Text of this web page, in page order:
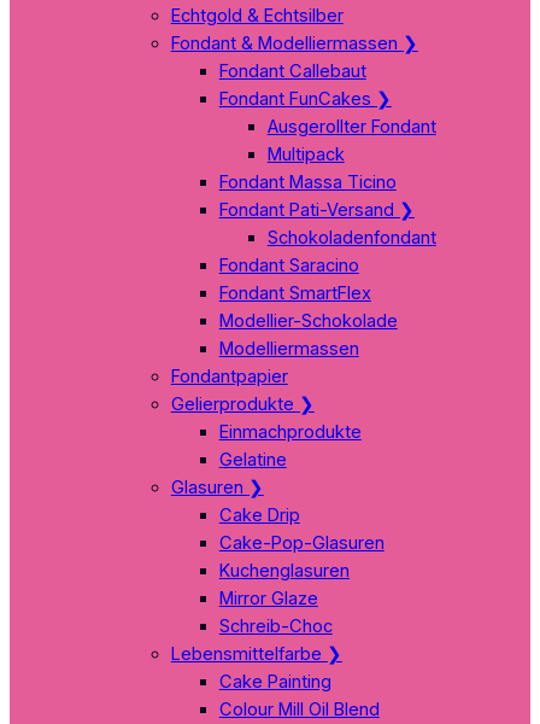
Echtgold & Echtsilber
Fondant & Modelliermassen ❯
Fondant Callebaut
Fondant FunCakes ❯
Ausgerollter Fondant
Multipack
Fondant Massa Ticino
Fondant Pati-Versand ❯
Schokoladenfondant
Fondant Saracino
Fondant SmartFlex
Modellier-Schokolade
Modelliermassen
Fondantpapier
Gelierprodukte ❯
Einmachprodukte
Gelatine
Glasuren ❯
Cake Drip
Cake-Pop-Glasuren
Kuchenglasuren
Mirror Glaze
Schreib-Choc
Lebensmittelfarbe ❯
Cake Painting
Colour Mill Oil Blend